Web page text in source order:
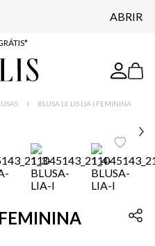
ABRIR
APP
BLUSA LE LIS LIA I FEMININA